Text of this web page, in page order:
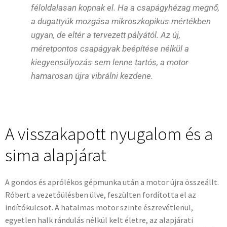
féloldalasan kopnak el. Ha a csapágyhézag megnő,
a dugattyúk mozgása mikroszkopikus mértékben
ugyan, de eltér a tervezett pályától. Az új,
méretpontos csapágyak beépítése nélkül a
kiegyensúlyozás sem lenne tartós, a motor
hamarosan újra vibrálni kezdene.
A visszakapott nyugalom és a
sima alapjárat
A gondos és aprólékos gépmunka után a motor újra összeállt.
Róbert a vezetőülésben ülve, feszülten fordította el az
indítókulcsot. A hatalmas motor szinte észrevétlenül,
egyetlen halk rándulás nélkül kelt életre, az alapjárati